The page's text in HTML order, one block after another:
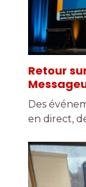
Retour
Des
en direct,